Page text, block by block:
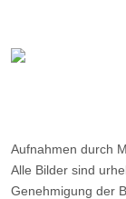
Aufnahmen durch
Alle Bilder sind
Genehmigung der